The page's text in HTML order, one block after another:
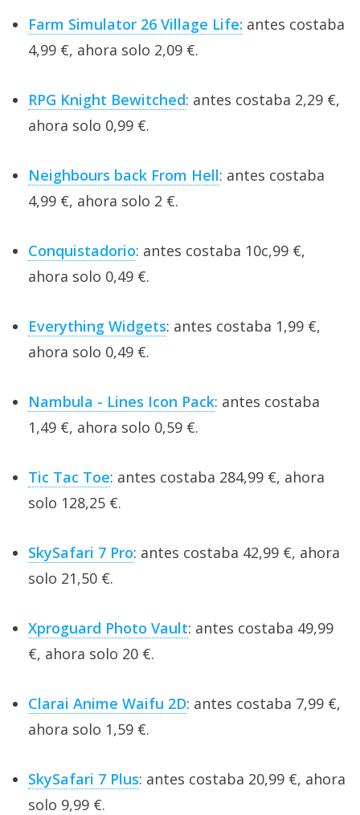
Farm Simulator 26 Village Life: antes costaba
4,99 €, ahora solo 2,09 €.
RPG Knight Bewitched: antes costaba 2,29 €,
ahora solo 0,99 €.
Neighbours back From Hell: antes costaba
4,99 €, ahora solo 2 €.
Conquistadorio: antes costaba 10c,99 €,
ahora solo 0,49 €.
Everything Widgets: antes costaba 1,99 €,
ahora solo 0,49 €.
Nambula - Lines Icon Pack: antes costaba
1,49 €, ahora solo 0,59 €.
Tic Tac Toe: antes costaba 284,99 €, ahora
solo 128,25 €.
SkySafari 7 Pro: antes costaba 42,99 €, ahora
solo 21,50 €.
Xproguard Photo Vault: antes costaba 49,99
€, ahora solo 20 €.
Clarai Anime Waifu 2D: antes costaba 7,99 €,
ahora solo 1,59 €.
SkySafari 7 Plus: antes costaba 20,99 €, ahora
solo 9,99 €.